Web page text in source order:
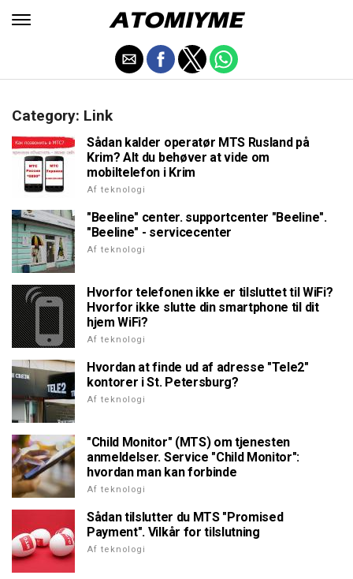
Category: Link
Sådan kalder operatør MTS Rusland på
Krim? Alt du behøver at vide om
mobiltelefon i Krim
Af teknologi
"Beeline" center. supportcenter "Beeline".
"Beeline" - servicecenter
Af teknologi
Hvorfor telefonen ikke er tilsluttet til WiFi?
Hvorfor ikke slutte din smartphone til dit
hjem WiFi?
Af teknologi
Hvordan at finde ud af adresse "Tele2"
kontorer i St. Petersburg?
Af teknologi
"Child Monitor" (MTS) om tjenesten
anmeldelser. Service "Child Monitor":
hvordan man kan forbinde
Af teknologi
Sådan tilslutter du MTS "Promised
Payment". Vilkår for tilslutning
Af teknologi